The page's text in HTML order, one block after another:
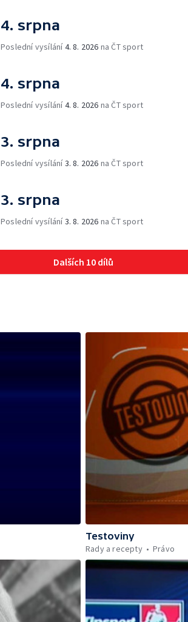
4. srpna
Poslední vysílání4. 8. 2026 na ČT sport
4. srpna
Poslední vysílání4. 8. 2026 na ČT sport
3. srpna
Poslední vysílání3. 8. 2026 na ČT sport
3. srpna
Poslední vysílání3. 8. 2026 na ČT sport
Dalších 10 dílů
Testoviny
Rady a recepty
Právo